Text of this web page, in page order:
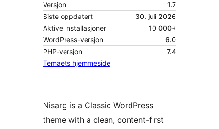
Versjon
1.7
Siste oppdatert
30. juli 2026
Aktive installasjoner
10 000+
WordPress-versjon
6.0
PHP-versjon
7.4
Temaets hjemmeside
Nisarg is a Classic WordPress
theme with a clean, content-first